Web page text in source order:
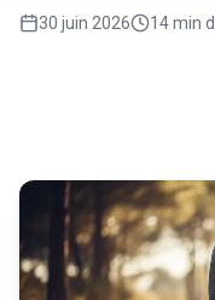
30 juin 2026 14 min